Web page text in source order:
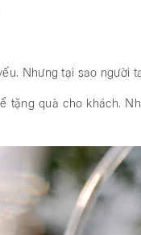
Nhưng tại sao người
quà cho khách.